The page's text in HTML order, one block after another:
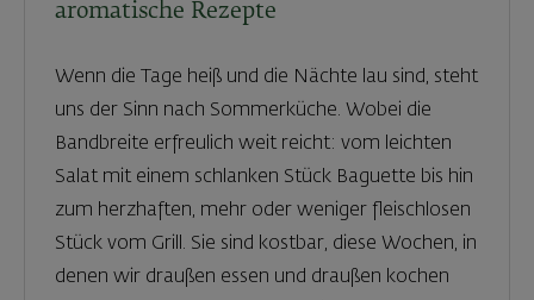
aromatische Rezepte
Wenn die Tage heiß und die Nächte lau sind, steht
uns der Sinn nach Sommerküche. Wobei die
Bandbreite erfreulich weit reicht: vom leichten
Salat mit einem schlanken Stück Baguette bis hin
zum herzhaften, mehr oder weniger fleischlosen
Stück vom Grill. Sie sind kostbar, diese Wochen, in
denen wir draußen essen und draußen kochen